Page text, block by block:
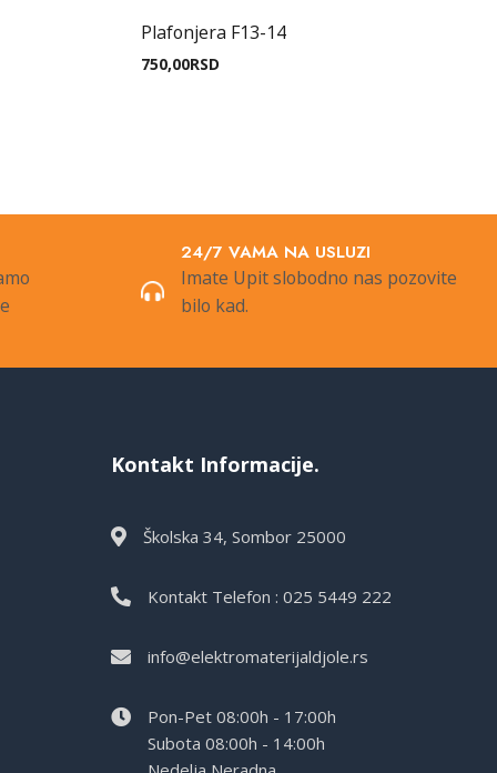
Plafonjera F13-14
750,00RSD
24/7 VAMA NA USLUZI
Imate Upit slobodno nas pozovite
bilo kad.
Kontakt Informacije.
Školska 34, Sombor 25000
Kontakt Telefon : 025 5449 222
info@elektromaterijaldjole.rs
Pon-Pet 08:00h - 17:00h
Subota 08:00h - 14:00h